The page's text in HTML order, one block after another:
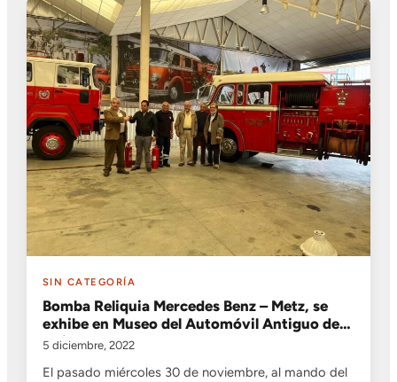
SIN CATEGORÍA
Bomba Reliquia Mercedes Benz – Metz, se
exhibe en Museo del Automóvil Antiguo de
Chile
5 diciembre, 2022
El pasado miércoles 30 de noviembre, al mando del